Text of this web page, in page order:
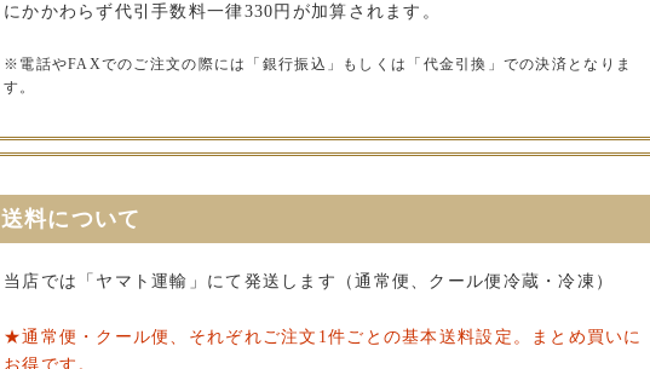
にかかわらず代引手数料一律330円が加算されます。
※電話やFAXでのご注文の際には「銀行振込」もしくは「代金引換」での決済となりま
す。
送料について
当店では「ヤマト運輸」にて発送します（通常便、クール便冷蔵・冷凍）
★通常便・クール便、それぞれご注文1件ごとの基本送料設定。まとめ買いに
お得です。